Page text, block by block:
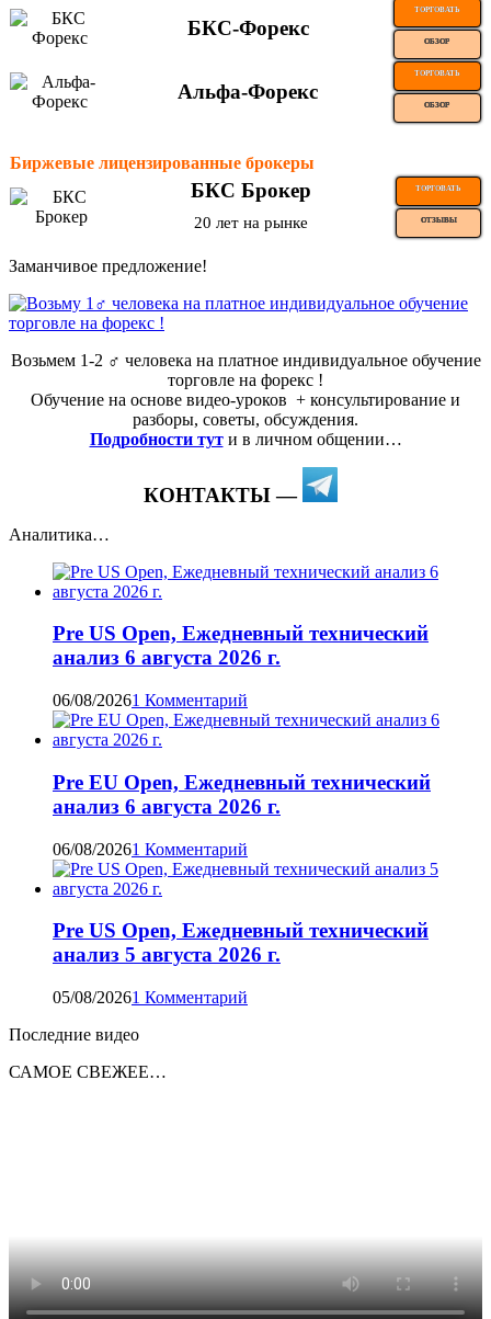
БКС-Форекс
ТОРГОВАТЬ
ОБЗОР
Альфа-Форекс
ТОРГОВАТЬ
ОБЗОР
Биржевые лицензированные брокеры
БКС Брокер ТОРГОВАТЬ
20 лет на рынке ОТЗЫВЫ
Заманчивое предложение!
Возьмем 1-2 ‍♂️ человека на платное индивидуальное обучение
торговле на форекс !
Обучение на основе видео-уроков ️ + консультирование и
разборы, советы, обсуждения.
Подробности тут и в личном общении…
КОНТАКТЫ —
Аналитика…
Pre US Open, Ежедневный технический
анализ 6 августа 2026 г.
06/08/20261 Комментарий
Pre EU Open, Ежедневный технический
анализ 6 августа 2026 г.
06/08/20261 Комментарий
Pre US Open, Ежедневный технический
анализ 5 августа 2026 г.
05/08/20261 Комментарий
Последние видео
САМОЕ СВЕЖЕЕ…